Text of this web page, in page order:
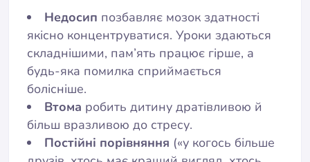
Недосип позбавляє мозок здатності
якісно концентруватися. Уроки здаються
складнішими, пам’ять працює гірше, а
будь-яка помилка сприймається
болісніше.
Втома робить дитину дратівливою й
більш вразливою до стресу.
Постійні порівняння («у когось більше